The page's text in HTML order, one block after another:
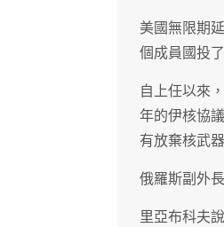
美國無限期
個成員國投
自上任以來
年的伊核協
有放棄核武
俄羅斯副外
里亞布科夫